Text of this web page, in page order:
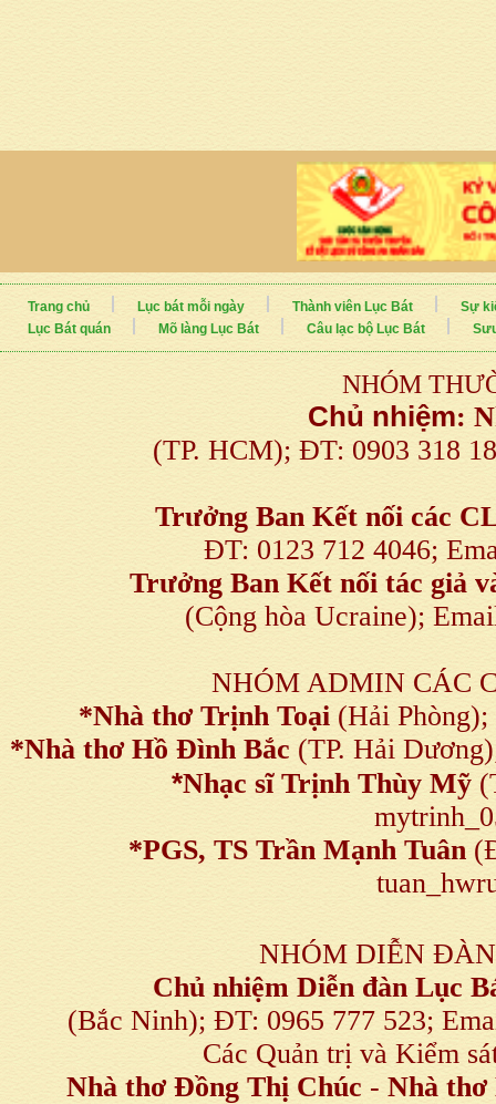
Trang chủ Lục bát mỗi ngày Thành viên Lục Bát
Sự
Lục Bát quán
Mõ làng Lục Bát Câu lạc bộ Lục Bát
NHÓM
Chủ nhiệm:
(TP. HCM); ĐT: 0903 318
Trưởng Ban Kết nối các
ĐT: 0123 712 4046;
Trưởng Ban Kết nối tác giả
(Cộng hòa Ucraine);
NHÓM ADMIN CÁC
*Nhà thơ Trịnh Toại (Hải
*Nhà thơ Hồ Đình Bắc (TP. Hải
*Nhạc sĩ Trịnh Thùy Mỹ
*PGS, TS Trần Mạnh Tuân
NHÓM DIỄN
Chủ nhiệm Diễn đàn Lục
(Bắc Ninh); ĐT: 0965 777 523;
Các Quản trị và Kiểm
Nhà thơ Đồng Thị Chúc - Nhà thơ